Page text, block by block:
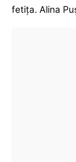
fetița. Alina